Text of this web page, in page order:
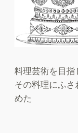
料理芸術を目指
その料理にふ
めた